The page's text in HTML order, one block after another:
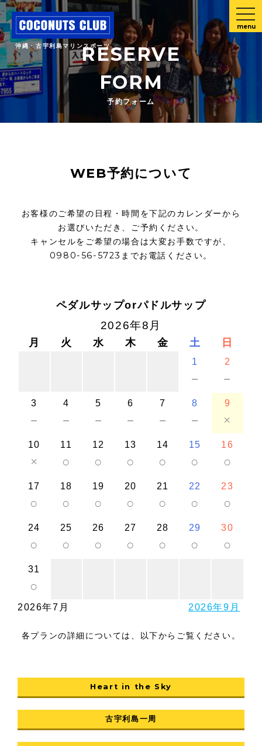
沖縄・古宇利島マリンスポーツ
menu
RESERVE
FORM
予約フォーム
WEB予約について
お客様のご希望の日程・時間を下記のカレンダーから
お選びいただき、ご予約ください。
キャンセルをご希望の場合は大変お手数ですが、
0980-56-5723までお電話ください。
ペダルサップorパドルサップ
2026年8月
月 火 水 木 金 土 日
1
－
2
－
3
－
4
－
5
－
6
－
7
－
8
－
9
×
10
×
11
○
12
○
13
○
14
○
15
○
16
○
17
○
18
○
19
○
20
○
21
○
22
○
23
○
24
○
25
○
26
○
27
○
28
○
29
○
30
○
31
○
2026年7月 2026年9月
各プランの詳細については、以下からご覧ください。
Heart in the Sky
古宇利島一周